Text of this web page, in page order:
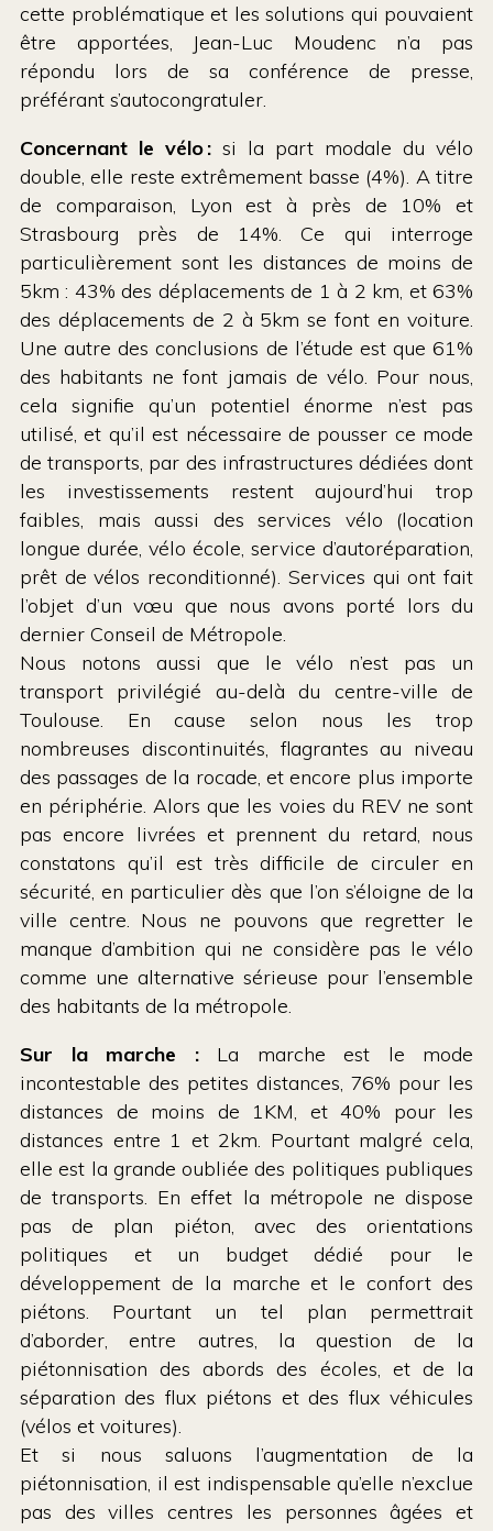
cette problématique et les solutions qui pouvaient
être apportées, Jean-Luc Moudenc n’a pas
répondu lors de sa conférence de presse,
préférant s’autocongratuler.
Concernant le vélo : si la part modale du vélo
double, elle reste extrêmement basse (4%). A titre
de comparaison, Lyon est à près de 10% et
Strasbourg près de 14%.
Ce qui interroge
particulièrement sont les distances de moins de
5km : 43% des déplacements de 1 à 2 km, et 63%
des déplacements de 2 à 5km se font en voiture.
Une autre des conclusions de l’étude est que 61%
des habitants ne font jamais de vélo. Pour nous,
cela signifie qu’un potentiel énorme n’est pas
utilisé, et qu’il est nécessaire de pousser ce mode
de transports, par des infrastructures dédiées dont
les investissements restent aujourd’hui trop
faibles, mais aussi des services vélo (location
longue durée, vélo école, service d’autoréparation,
prêt de vélos reconditionné). Services qui ont fait
l’objet d’un vœu que nous avons porté lors du
dernier Conseil de Métropole.
Nous notons aussi que le vélo n’est pas un
transport privilégié au-delà du centre-ville de
Toulouse. En cause selon nous les trop
nombreuses discontinuités, flagrantes au niveau
des passages de la rocade, et encore plus importe
en périphérie. Alors que les voies du REV ne sont
pas encore livrées et prennent du retard, nous
constatons qu’il est très difficile de circuler en
sécurité, en particulier dès que l’on s’éloigne de la
ville centre. Nous ne pouvons que regretter le
manque d’ambition qui ne considère pas le vélo
comme une alternative sérieuse pour l’ensemble
des habitants de la métropole.
Sur la marche :La marche est le mode
incontestable des petites distances, 76% pour les
distances de moins de 1KM, et 40% pour les
distances entre 1 et 2km. Pourtant malgré cela,
elle est la grande oubliée des politiques publiques
de transports. En effet la métropole ne dispose
pas de plan piéton, avec des orientations
politiques et un budget dédié pour le
développement de la marche et le confort des
piétons. Pourtant un tel plan permettrait
d’aborder, entre autres, la question de la
piétonnisation des abords des écoles, et de la
séparation des flux piétons et des flux véhicules
(vélos et voitures).
Et si nous saluons l’augmentation de la
piétonnisation, il est indispensable qu’elle n’exclue
pas des villes centres les personnes âgées et